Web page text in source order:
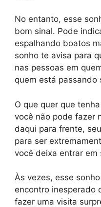
No entanto, esse
bom sinal. Pode
espalhando boatos
sonho te avisa para
nas pessoas em
quem está passando
O que quer que
você não pode fazer
daqui para frente,
para ser
você deixa entrar em
Às vezes, esse
encontro inesperado
fazer uma visita